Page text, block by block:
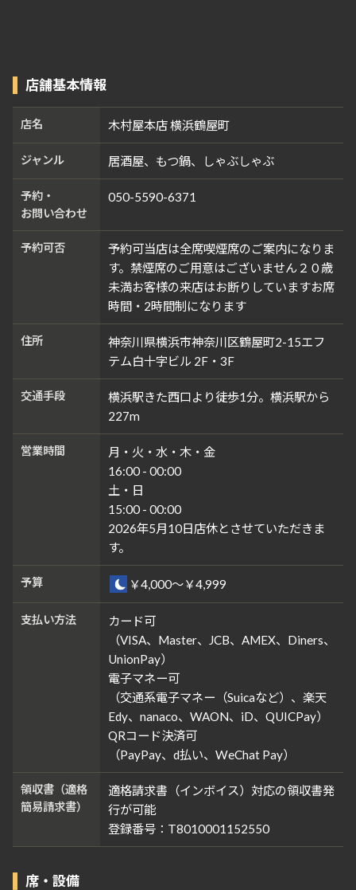
店舗基本情報
店名 木村屋本店 横浜鶴屋町
ジャンル 居酒屋、もつ鍋、しゃぶしゃぶ
予約・
お問い合わせ
050-5590-6371
予約可否
予約可当店は全席喫煙席のご案内になりま
す。禁煙席のご用意はございません２０歳
未満お客様の来店はお断りしていますお席
時間・2時間制になります
住所
神奈川県横浜市神奈川区鶴屋町2-15エフ
テム白十字ビル 2F・3F
交通手段
横浜駅きた西口より徒歩1分。横浜駅から
227m
営業時間
月・火・水・木・金
16:00 - 00:00
土・日
15:00 - 00:00
2026年5月10日店休とさせていただきま
す。
予算 ￥4,000～￥4,999
支払い方法
カード可
（VISA、Master、JCB、AMEX、Diners、
UnionPay）
電子マネー可
（交通系電子マネー（Suicaなど）、楽天
Edy、nanaco、WAON、iD、QUICPay）
QRコード決済可
（PayPay、d払い、WeChat Pay）
領収書（適格
簡易請求書）
適格請求書（インボイス）対応の領収書発
行が可能
登録番号：T8010001152550
席・設備